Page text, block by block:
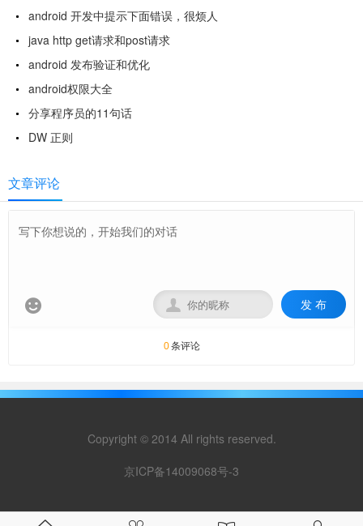
android 开发中提示下面错误，很烦人
java http get请求和post请求
android 发布验证和优化
android权限大全
分享程序员的11句话
DW 正则
文章评论
 发 布

0条评论
Copyright © 2014 All rights reserved.
京ICP备14009068号-3